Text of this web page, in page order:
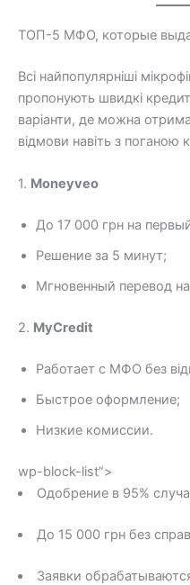
ТОП-5 МФО, которые
Всі найпопулярніші
пропонують швидкі
варіанти, де можна
відмови навіть з поганою
1. Moneyveo
До 17 000 грн на
Решение за 5 минут;
Мгновенный перевод
2. MyCredit
Работает с МФО без
Быстрое оформление;
Низкие комиссии.
wp-block-list”>
Одобрение в 95%
До 15 000 грн без
Заявки